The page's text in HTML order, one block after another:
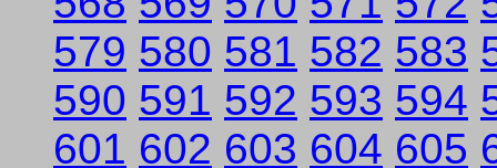
579 580 581 582 583
590 591 592 593 594
601 602 603 604 605